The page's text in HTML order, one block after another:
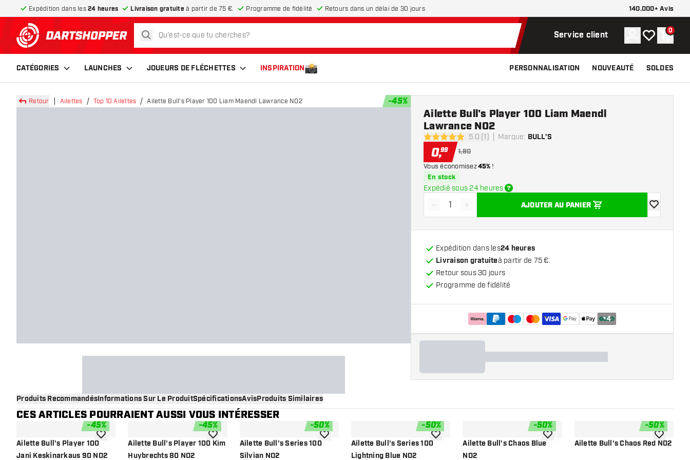
Expédition dans les 24 heures Livraison gratuite à partir de 75 €. Programme de fidélité Retours dans un délai de 30 jours 140.000+ Avis
retour à la page d’accueil
rechercher Service client Compte
Ma liste de
Panier
0
CATÉGORIES LAUNCHES JOUEURS DE FLÉCHETTES INSPIRATION PERSONNALISATION NOUVEAUTÉ SOLDES
Retour Ailettes Top 10 Ailettes Ailette Bull's Player 100 Liam Maendl Lawrance NO2 -45%
5 étoiles de notation
5.0 (1) Marque: BULL'S
Ailette Bull's Player 100 Liam Maendl
Lawrance NO2
0,99 1,80
Vous économisez45% !
En stock
Expédié sous 24 heures
Diminuer la quantité
- Augmenter la quantité
+ AJOUTER AU PANIER
ajouter à la
Expédition dans les24 heures
Livraison gratuiteà partir de 75 €.
Retour sous 30 jours
Programme de fidélité
+4
Produits RecommandésInformations Sur Le ProduitSpécificationsAvisProduits Similaires
CES ARTICLES POURRAIENT AUSSI VOUS INTÉRESSER
-45%
Ailette Bull's Player 100
Jani Keskinarkaus 90 NO2
ajouter à la liste de souhaits
-45%
Ailette Bull's Player 100 Kim
Huybrechts 80 NO2
ajouter à la liste de souhaits
-50%
Ailette Bull's Series 100
Silvian NO2
ajouter à la liste de souhaits
-50%
Ailette Bull's Series 100
Lightning Blue NO2
ajouter à la liste de souhaits
-50%
Ailette Bull's Chaos Blue
NO2
ajouter à la liste de souhaits
-50%
Ailette Bull's Chaos Red NO2
ajouter à